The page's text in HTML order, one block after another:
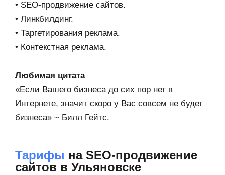
• SEO-продвижение сайтов.
• Линкбилдинг.
• Таргетирования реклама.
• Контекстная реклама.
Любимая цитата
«Если Вашего бизнеса до сих пор нет в
Интернете, значит скоро у Вас совсем не будет
бизнеса» ~ Билл Гейтс.
Тарифы на SEO-продвижение
сайтов в Ульяновске